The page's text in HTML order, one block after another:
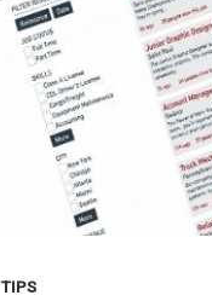
TIPS